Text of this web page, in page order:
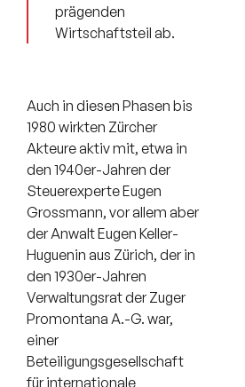
prägenden
Wirtschaftsteil ab.
Auch in diesen Phasen bis
1980 wirkten Zürcher
Akteure aktiv mit, etwa in
den 1940er-Jahren der
Steuerexperte Eugen
Grossmann, vor allem aber
der Anwalt Eugen Keller-
Huguenin aus Zürich, der in
den 1930er-Jahren
Verwaltungsrat der Zuger
Promontana A.-G. war,
einer
Beteiligungsgesellschaft
für internationale